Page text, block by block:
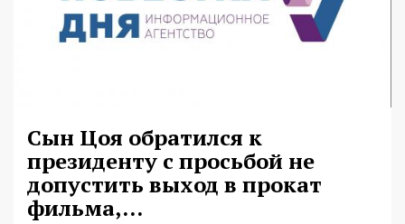
Сын Цоя обратился к
президенту с просьбой не
допустить выход в прокат
фильма,...